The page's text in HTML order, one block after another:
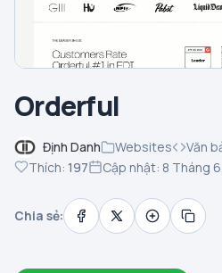
Orderful
Định Danh Websites Văn
Thích: 197 Cập nhật: 8 Tháng
Chia sẻ: